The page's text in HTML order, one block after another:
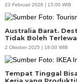
23 Februari 2026 | 15:00 WIB
Australia Barat.
Tidak Boleh
2 Oktober 2025 | 18:00 WIB
Tempat Tinggal